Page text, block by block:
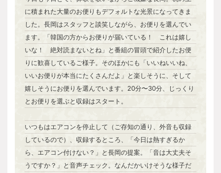
に積まれた大量のお便りもデフォルトな光景になってきま
した。長岡はスタッフと談笑しながら、お便りを選んでい
ます。「韓国の方からお便りが届いている！ これは嬉し
いな！ 絶対読まないとね」と番組の冒頭で紹介したお便
りに歓喜しているご様子。そのほかにも「いいねいいね、
いいお便りが本当にたくさんだよ」と楽しそうに、そして
嬉しそうにお便りを選んでいます。20分〜30分、じっくり
とお便りを選ぶと収録はスタート。
いつもはエアコンを停止して（ご存知の通り、外音も収録
しているので）、収録するところ、「今日は熱すぎるか
ら、エアコン付けない？」と長岡の提案。「音は大丈夫そ
うですか？」と音声チェック。なんだかいけそうな様子だ